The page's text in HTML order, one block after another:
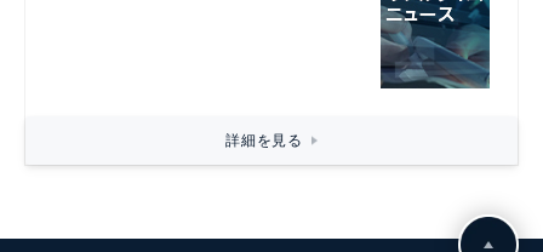
詳細を見る